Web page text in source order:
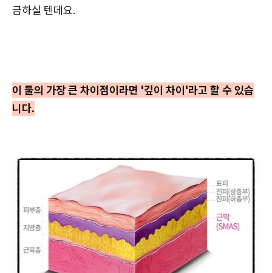
금하실 텐데요.
이 둘의 가장 큰 차이점이라면 '깊이 차이'라고 할 수 있습
니다.